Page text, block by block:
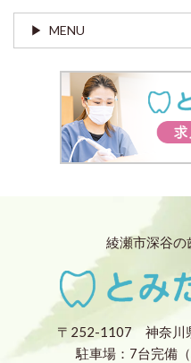
MENU
綾瀬市深谷の
〒252-1107 神奈川
駐車場：7台完備